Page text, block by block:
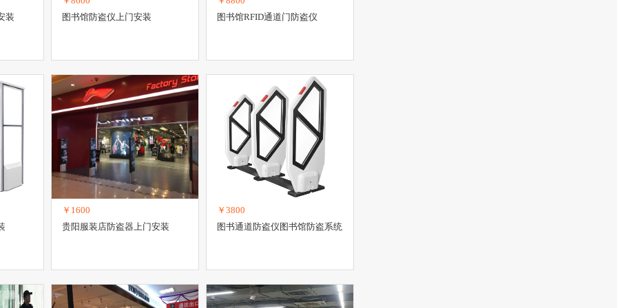
装
图书馆防盗仪上门安装
图书馆RFID通道门防盗仪
￥1600
贵阳服装店防盗器上门安装
￥3800
图书通道防盗仪图书馆防盗系统